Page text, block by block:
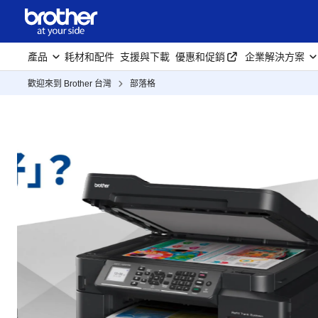
產品 耗材和配件 支援與下載 優惠和促銷 企業解決方案
歡迎來到 Brother 台灣 部落格
如何選擇一台好
家用印表機?